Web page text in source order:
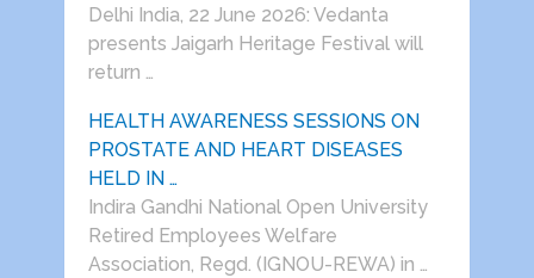
Delhi India, 22 June 2026: Vedanta
presents Jaigarh Heritage Festival will
return …
HEALTH AWARENESS SESSIONS ON
PROSTATE AND HEART DISEASES
HELD IN …
Indira Gandhi National Open University
Retired Employees Welfare
Association, Regd. (IGNOU-REWA) in …